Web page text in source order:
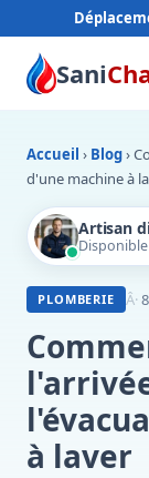
Sani
Accueil › Blog›
d'une machine à
Artisan
PLOMBERIE
à laver